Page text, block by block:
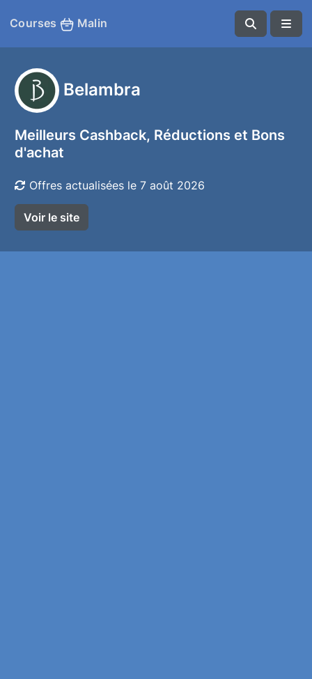
Courses Malin
Belambra
Meilleurs Cashback, Réductions et Bons
d'achat
Offres actualisées le 7 août 2026
Voir le site